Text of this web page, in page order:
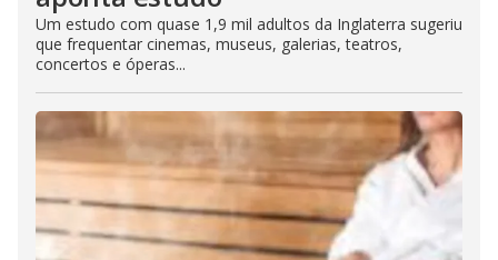
Um estudo com quase 1,9 mil adultos da Inglaterra sugeriu
que frequentar cinemas, museus, galerias, teatros,
concertos e óperas...